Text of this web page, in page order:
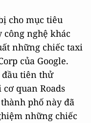
cho mục tiêu
công nghệ khác
những chiếc taxi
của Google.
tiên thử
quan Roads
phố này đã
những chiếc